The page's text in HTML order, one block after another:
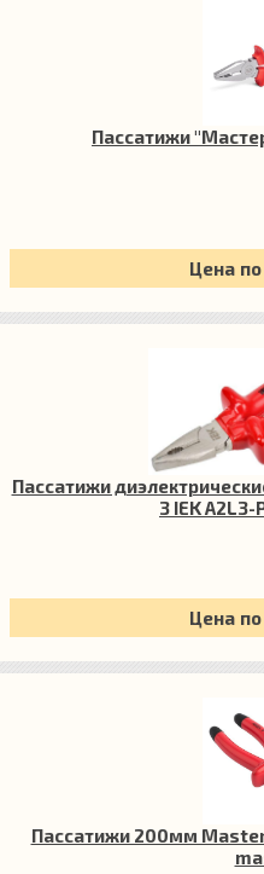
Пассатижи
Цена
Пассатижи
3 IEK
Цена
Пассатижи 200мм